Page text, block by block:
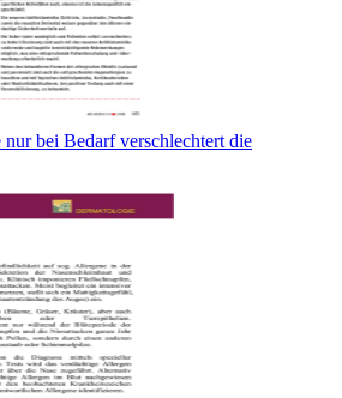
bei Bedarf verschlechtert die